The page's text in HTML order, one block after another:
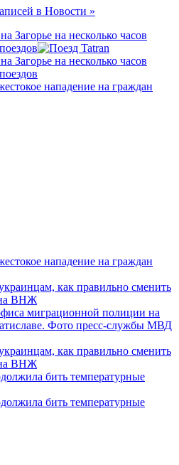
в Новости »
Загорье на несколько часов
Загорье на несколько часов
нападение на граждан
нападение на граждан
как правильно сменить
ВНЖ
как правильно сменить
ВНЖ
бить температурные
бить температурные